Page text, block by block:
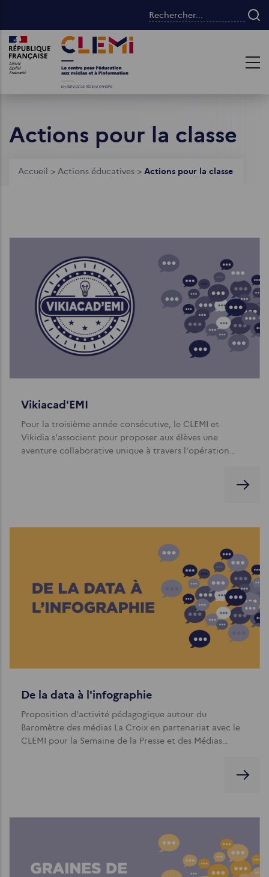
contenu
principal
Rechercher...
Images Images
Actions pour la classe
Fil
Accueil > Actions éducatives > Actions pour la classe
Vikiacad'EMI
Pour la troisième année consécutive, le CLEMI et
Vikidia s'associent pour proposer aux élèves une
aventure collaborative unique à travers l'opération…
De la data à l'infographie
Proposition d'activité pédagogique autour du
Baromètre des médias La Croix en partenariat avec le
CLEMI pour la Semaine de la Presse et des Médias…